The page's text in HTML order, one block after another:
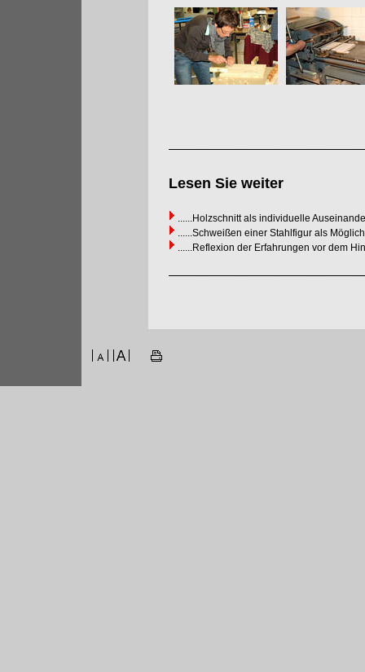
Lesen Sie weiter
......Holzschnitt als individuelle
......Schweißen einer Stahlfigur als
......Reflexion der Erfahrungen vor dem